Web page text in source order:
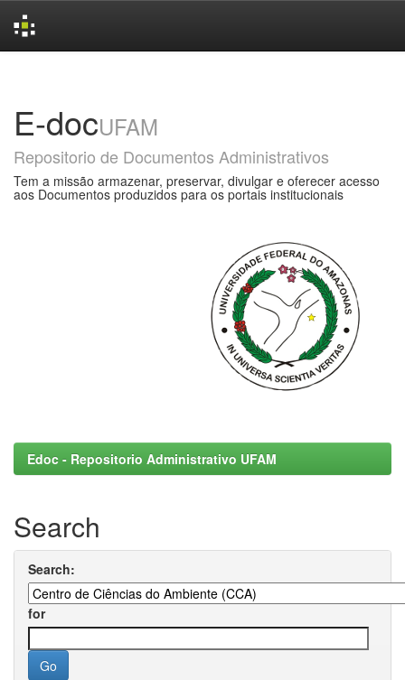
E-docUFAM
Repositorio de Documentos Administrativos
Tem a missão armazenar, preservar, divulgar e oferecer acesso
aos Documentos produzidos para os portais institucionais
Edoc - Repositorio Administrativo UFAM
Search
Search:
for